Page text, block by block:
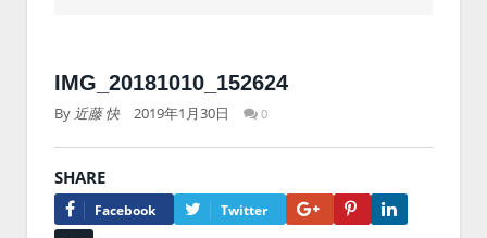
IMG_20181010_152624
By 近藤 快 2019年1月30日 0
SHARE
Facebook Twitter Google+Pinterest